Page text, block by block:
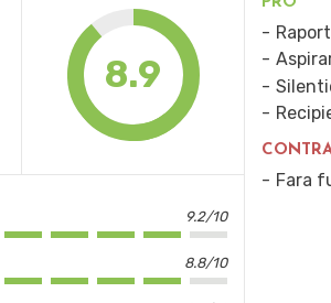
8.9
9.2/10
8.8/10
Fara